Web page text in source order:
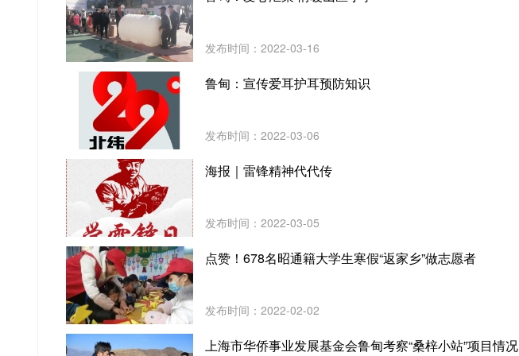
发布时间：2022-03-16
鲁甸：宣传爱耳护耳预防知识
发布时间：2022-03-06
海报｜雷锋精神代代传
发布时间：2022-03-05
点赞！678名昭通籍大学生寒假“返家乡”做志愿者
发布时间：2022-02-02
上海市华侨事业发展基金会鲁甸考察“桑梓小站”项目情况